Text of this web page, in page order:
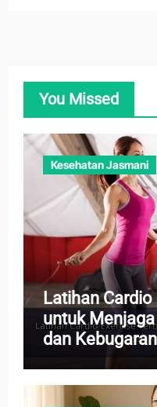
You Missed
Kesehatan Jasmani
Latihan
untuk
dan